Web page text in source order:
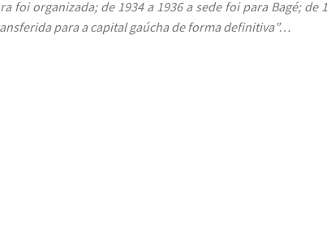
organizada; de 1934 a 1936 a sede foi para Bagé; de
para a capital gaúcha de forma definitiva”…